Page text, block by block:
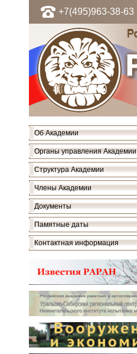
+7(495)963-38-63
Об Академии
Органы управления Академии
Структура Академии
Члены Академии
Документы
Памятные даты
Контактная информация